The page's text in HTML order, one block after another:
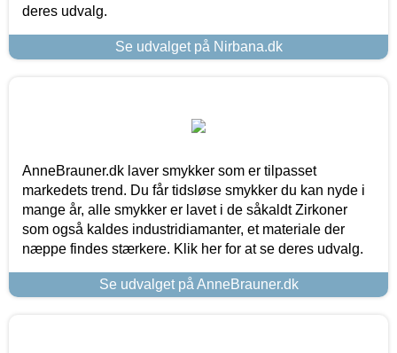
deres udvalg.
Se udvalget på Nirbana.dk
AnneBrauner.dk laver smykker som er tilpasset
markedets trend. Du får tidsløse smykker du kan nyde i
mange år, alle smykker er lavet i de såkaldt Zirkoner
som også kaldes industridiamanter, et materiale der
næppe findes stærkere. Klik her for at se deres udvalg.
Se udvalget på AnneBrauner.dk